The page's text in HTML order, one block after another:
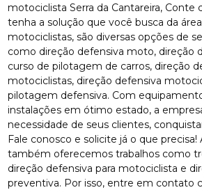
motociclista Serra da Cantareira, Conte
tenha a solução que você busca da
motociclistas, são diversas opções de
como direção defensiva moto, direção
curso de pilotagem de carros, direção
motociclistas, direção defensiva
pilotagem defensiva. Com
instalações em ótimo estado, a
necessidade de seus clientes,
Fale conosco e solicite já o que
também oferecemos trabalhos como
direção defensiva para motociclista e
preventiva. Por isso, entre em contato